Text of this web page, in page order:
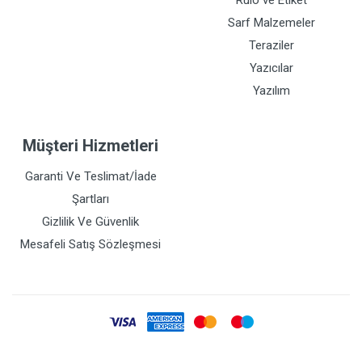
Sarf Malzemeler
Teraziler
Yazıcılar
Yazılım
Müşteri Hizmetleri
Garanti Ve Teslimat/İade
Şartları
Gizlilik Ve Güvenlik
Mesafeli Satış Sözleşmesi